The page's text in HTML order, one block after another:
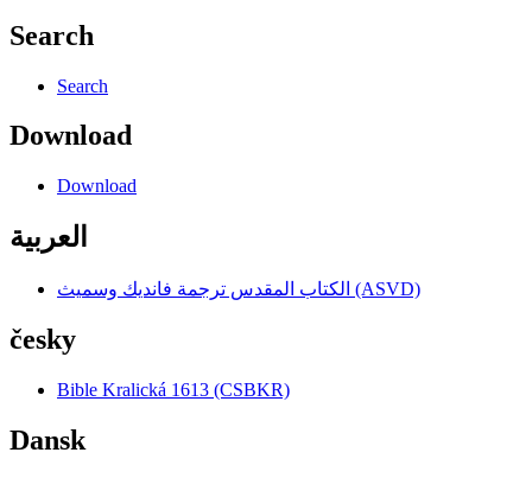
Search
Search
Download
Download
العربية
الكتاب المقدس ترجمة فانديك وسميث (ASVD)
česky
Bible Kralická 1613 (CSBKR)
Dansk